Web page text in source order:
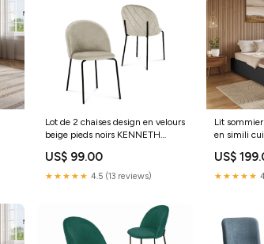
Lot de 2 chaises design en velours
beige pieds noirs KENNETH
US$ 99.00
★★★★★ 4.5 (13 reviews)
Lit
en simili
US$
★★★★★